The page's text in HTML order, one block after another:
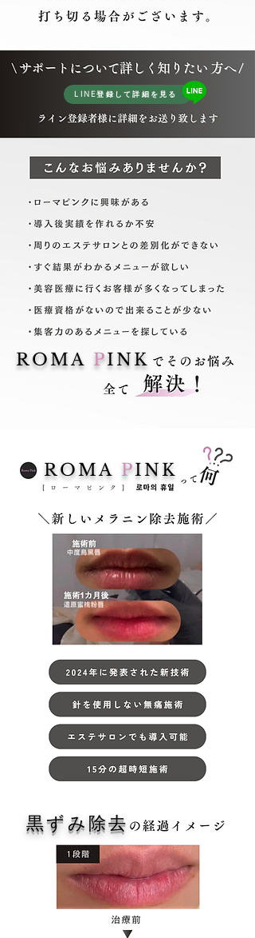
導入希望殺到中
こんなサロンにおすすめ
LINE登録して詳細を見る
ROMA PINK
ローマピンクで
黒ずみ除去
ROMA PINK
黒ずみ除去